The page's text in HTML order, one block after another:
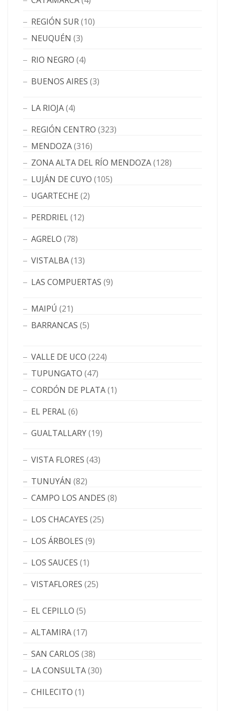
REGIÓN SUR(10)
NEUQUÉN (3)
RIO NEGRO (4)
BUENOS AIRES (3)
LA RIOJA(4)
REGIÓN CENTRO (323)
MENDOZA(316)
ZONA ALTA DEL RÍO MENDOZA(128)
LUJÁN DE CUYO (105)
UGARTECHE (2)
PERDRIEL(12)
AGRELO (78)
VISTALBA(13)
LAS COMPUERTAS (9)
MAIPÚ (21)
BARRANCAS (5)
VALLE DE UCO (224)
TUPUNGATO (47)
CORDÓN DE PLATA(1)
EL PERAL(6)
GUALTALLARY(19)
VISTA FLORES (43)
TUNUYÁN (82)
CAMPO LOS ANDES (8)
LOS CHACAYES (25)
LOS ÁRBOLES (9)
LOS SAUCES (1)
VISTAFLORES (25)
EL CEPILLO (5)
ALTAMIRA(17)
SAN CARLOS (38)
LA CONSULTA(30)
CHILECITO (1)